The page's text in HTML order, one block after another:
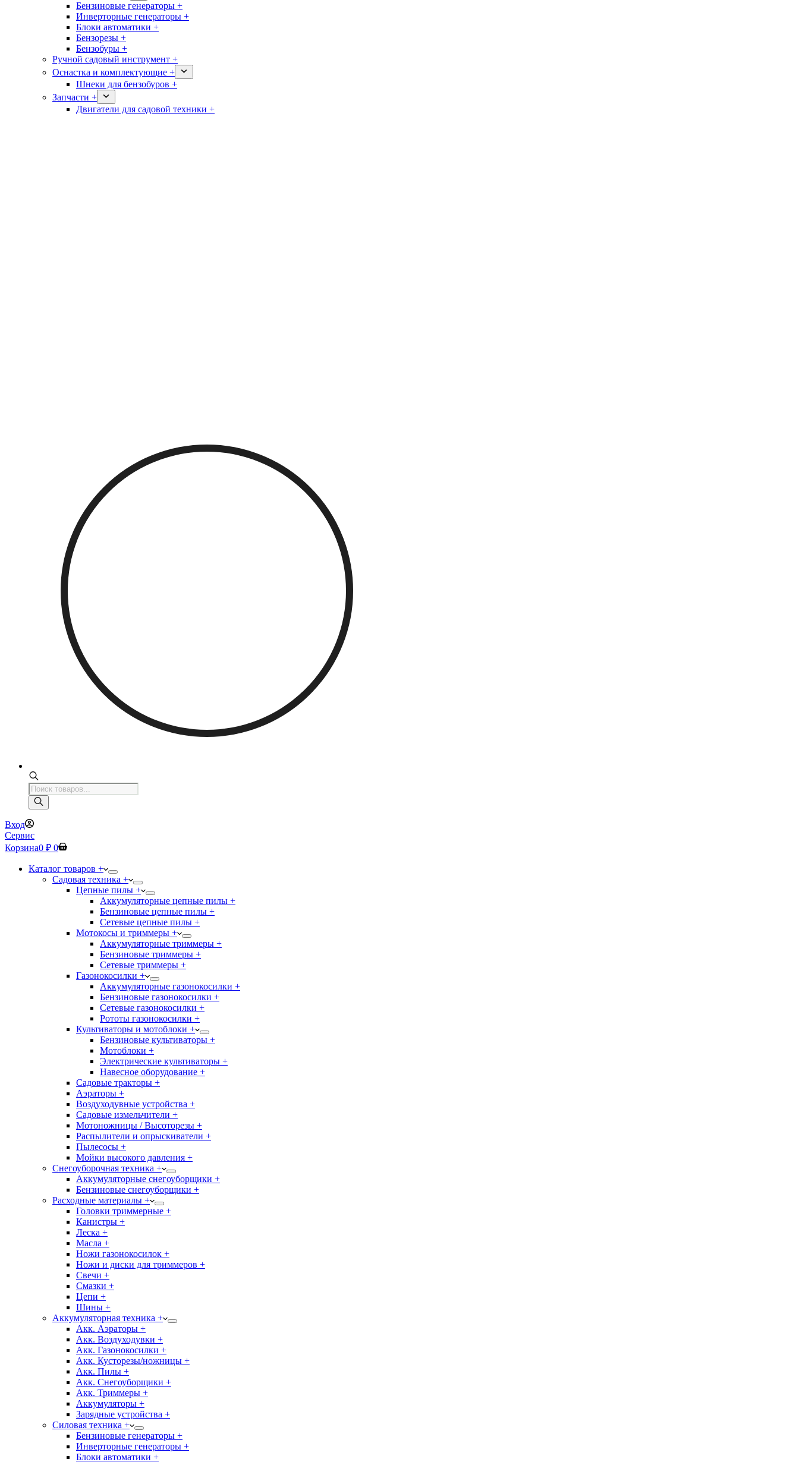
Бензиновые генераторы +
Инверторные генераторы +
Блоки автоматики +
Бензорезы +
Бензобуры +
Ручной садовый инструмент +
Оснастка и комплектующие +
Шнеки для бензобуров +
Запчасти +
Двигатели для садовой техники +
Поиск
товаров
Вход
Сервис
Корзина0 ₽ 0
Каталог товаров +
Садовая техника +
Цепные пилы +
Аккумуляторные цепные пилы +
Бензиновые цепные пилы +
Сетевые цепные пилы +
Мотокосы и триммеры +
Аккумуляторные триммеры +
Бензиновые триммеры +
Сетевые триммеры +
Газонокосилки +
Аккумуляторные газонокосилки +
Бензиновые газонокосилки +
Сетевые газонокосилки +
Рототы газонокосилки +
Культиваторы и мотоблоки +
Бензиновые культиваторы +
Мотоблоки +
Электрические культиваторы +
Навесное оборудование +
Садовые тракторы +
Аэраторы +
Воздуходувные устройства +
Садовые измельчители +
Мотоножницы / Высоторезы +
Распылители и опрыскиватели +
Пылесосы +
Мойки высокого давления +
Снегоуборочная техника +
Аккумуляторные снегоуборщики +
Бензиновые снегоуборщики +
Расходные материалы +
Головки триммерные +
Канистры +
Леска +
Масла +
Ножи газонокосилок +
Ножи и диски для триммеров +
Свечи +
Смазки +
Цепи +
Шины +
Аккумуляторная техника +
Акк. Аэраторы +
Акк. Воздуходувки +
Акк. Газонокосилки +
Акк. Кусторезы/ножницы +
Акк. Пилы +
Акк. Снегоуборщики +
Акк. Триммеры +
Аккумуляторы +
Зарядные устройства +
Силовая техника +
Бензиновые генераторы +
Инверторные генераторы +
Блоки автоматики +